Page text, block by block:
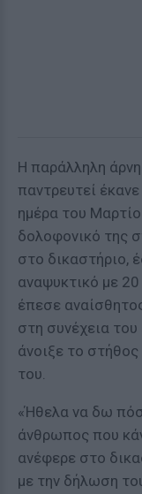
Η παράλληλη
παντρευτεί
ημέρα του
δολοφονικό της
στο δικαστήριο,
αναψυκτικό με
έπεσε
στη συνέχεια του
άνοιξε το
του.
«Ήθελα να δω
άνθρωπος που
ανέφερε στο
με την δήλωση